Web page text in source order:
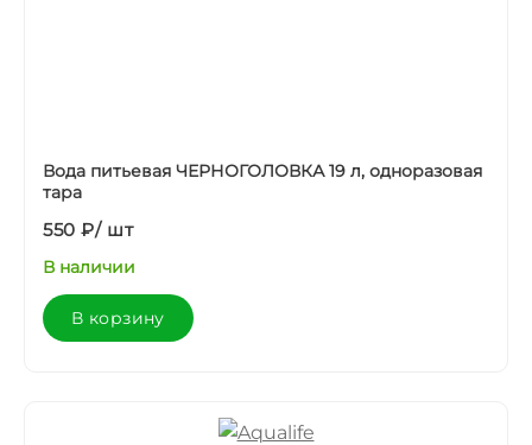
Вода питьевая ЧЕРНОГОЛОВКА 19 л, одноразовая
тара
550 ₽/ шт
В наличии
В корзину